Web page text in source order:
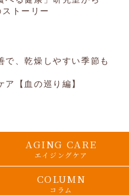
トーリー
で、乾燥しやすい季節も
ア【血の巡り編】
AGING CARE
エイジングケア
COLUMN
コラム